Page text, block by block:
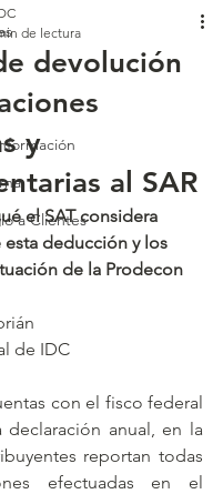
a Clientes
devolución
y
al SAR
de lectura
el SAT considera
deducción y los
de la Prodecon
de IDC
con el fisco federal
declaración anual, en la
reportan todas
efectuadas en el